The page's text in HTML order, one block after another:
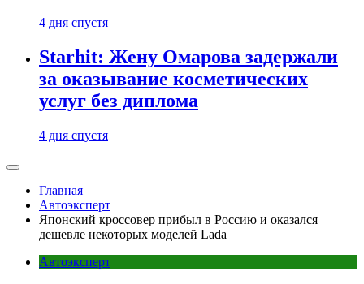
4 дня спустя
Starhit: Жену Омарова задержали
за оказывание косметических
услуг без диплома
4 дня спустя
Главная
Автоэксперт
Японский кроссовер прибыл в Россию и оказался
дешевле некоторых моделей Lada
Автоэксперт